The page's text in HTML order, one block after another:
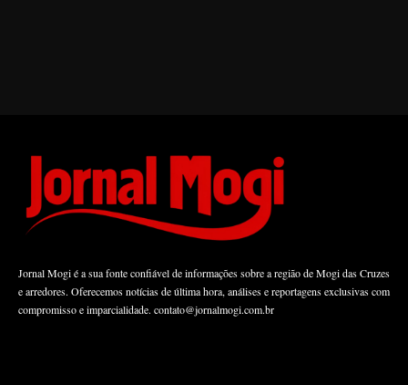
Jornal Mogi é a sua fonte confiável de informações sobre a região de Mogi das Cruzes
e arredores. Oferecemos notícias de última hora, análises e reportagens exclusivas com
compromisso e imparcialidade. contato@jornalmogi.com.br